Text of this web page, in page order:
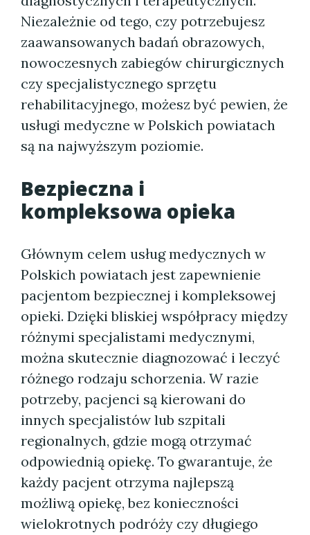
Niezależnie od tego, czy potrzebujesz
zaawansowanych badań obrazowych,
nowoczesnych zabiegów chirurgicznych
czy specjalistycznego sprzętu
rehabilitacyjnego, możesz być pewien, że
usługi medyczne w Polskich powiatach
są na najwyższym poziomie.
Bezpieczna i
kompleksowa opieka
Głównym celem usług medycznych w
Polskich powiatach jest zapewnienie
pacjentom bezpiecznej i kompleksowej
opieki. Dzięki bliskiej współpracy między
różnymi specjalistami medycznymi,
można skutecznie diagnozować i leczyć
różnego rodzaju schorzenia. W razie
potrzeby, pacjenci są kierowani do
innych specjalistów lub szpitali
regionalnych, gdzie mogą otrzymać
odpowiednią opiekę. To gwarantuje, że
każdy pacjent otrzyma najlepszą
możliwą opiekę, bez konieczności
wielokrotnych podróży czy długiego